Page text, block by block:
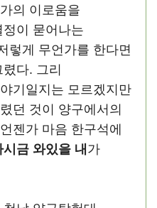
의 이로움을
이 묻어나는
렇게 무언가를 한다면
다. 그리
기일지는 모르겠지만
던 것이 양구에서의
젠가 마음 한구석에
시금 와있을 내 가